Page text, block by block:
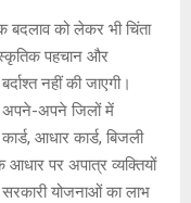
बदलाव को लेकर भी चिंता
पहचान और
नहीं की जाएगी।
वे अपने-अपने जिलों में
आधार कार्ड, बिजली
पर अपात्र व्यक्तियों
योजनाओं का लाभ